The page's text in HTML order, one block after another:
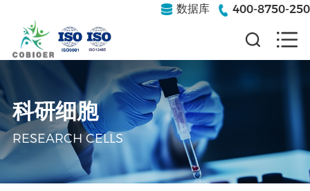
数据库 400-8750-250
科研细胞
RESEARCH CELLS